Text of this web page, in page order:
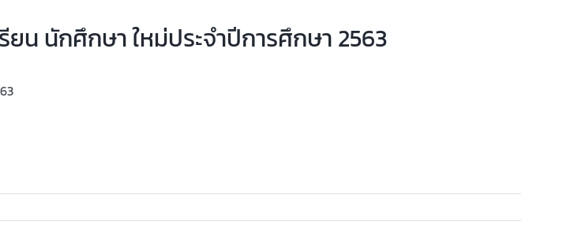
น นักศึกษา ใหม่ประจำปีการศึกษา 2563